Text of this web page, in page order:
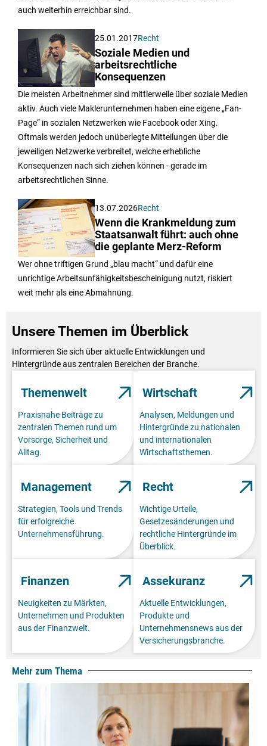
auch weiterhin erreichbar sind.
25.01.2017Recht
Soziale Medien und
arbeitsrechtliche
Konsequenzen
Die meisten Arbeitnehmer sind mittlerweile über soziale Medien
aktiv. Auch viele Maklerunternehmen haben eine eigene „Fan-
Page“ in sozialen Netzwerken wie Facebook oder Xing.
Oftmals werden jedoch unüberlegte Mitteilungen über die
jeweiligen Netzwerke verbreitet, welche erhebliche
Konsequenzen nach sich ziehen können - gerade im
arbeitsrechtlichen Sinne.
13.07.2026Recht
Wenn die Krankmeldung zum
Staatsanwalt führt: auch ohne
die geplante Merz-Reform
Wer ohne triftigen Grund „blau macht“ und dafür eine
unrichtige Arbeitsunfähigkeitsbescheinigung nutzt, riskiert
weit mehr als eine Abmahnung.
Unsere Themen im Überblick
Informieren Sie sich über aktuelle Entwicklungen und
Hintergründe aus zentralen Bereichen der Branche.
Themenwelt
Praxisnahe Beiträge zu
zentralen Themen rund um
Vorsorge, Sicherheit und
Alltag.
Wirtschaft
Analysen, Meldungen und
Hintergründe zu nationalen
und internationalen
Wirtschaftsthemen.
Management
Strategien, Tools und Trends
für erfolgreiche
Unternehmensführung.
Recht
Wichtige Urteile,
Gesetzesänderungen und
rechtliche Hintergründe im
Überblick.
Finanzen
Neuigkeiten zu Märkten,
Unternehmen und Produkten
aus der Finanzwelt.
Assekuranz
Aktuelle Entwicklungen,
Produkte und
Unternehmensnews aus der
Versicherungsbranche.
Mehr zum Thema